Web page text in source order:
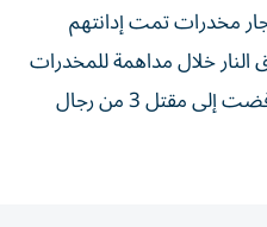
نفذ حكم الإعدام بحق 3 تجار مخدرات تمت إدانتهم
النار خلال مداهمة للمخدرات
(أعوام 2014 و2017 و2018) أفضت إلى مقتل 3 من رجال